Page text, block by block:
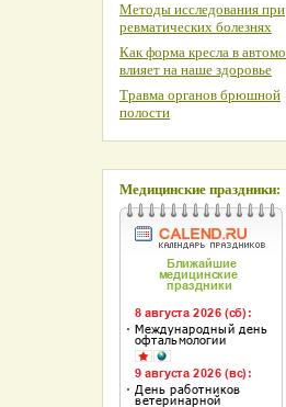
Методы исследования при
ревматических болезнях
Как форма кресла в
влияет на наше здоровье
Травма органов брюшной
полости
Медицинские праздники: